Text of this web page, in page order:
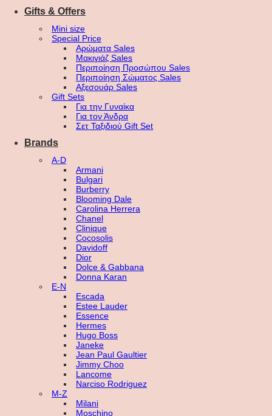
Gifts & Offers
Mini size
Special Price
Αρώματα Sales
Μακιγιάζ Sales
Περιποίηση Προσώπου Sales
Περιποίηση Σώματος Sales
Αξεσουάρ Sales
Gift Sets
Για την Γυναίκα
Για τον Άνδρα
Σετ Ταξιδιού Gift Set
Brands
A-D
Armani
Bulgari
Burberry
Blooming Dale
Carolina Herrera
Chanel
Clinique
Cocosolis
Davidoff
Dior
Dolce & Gabbana
Donna Karan
E-N
Escada
Estee Lauder
Essence
Hermes
Hugo Boss
Janeke
Jean Paul Gaultier
Jimmy Choo
Lancome
Narciso Rodriguez
M-Z
Milani
Moschino